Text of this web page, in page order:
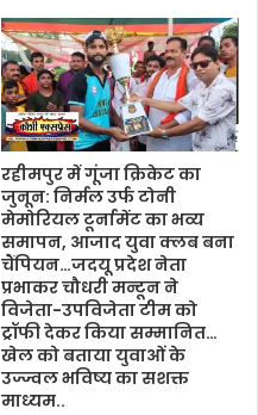
रहीमपुर में गूंजा क्रिकेट का
जुनून: निर्मल उर्फ टोनी
मेमोरियल टूर्नामेंट का भव्य
समापन, आजाद युवा क्लब बना
चैंपियन…जदयू प्रदेश नेता
प्रभाकर चौधरी मन्टून ने
विजेता-उपविजेता टीम को
ट्रॉफी देकर किया सम्मानित…
खेल को बताया युवाओं के
उज्ज्वल भविष्य का सशक्त
माध्यम..